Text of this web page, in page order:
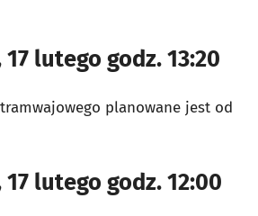
lutego godz. 13:20
planowane jest od
lutego godz. 12:00